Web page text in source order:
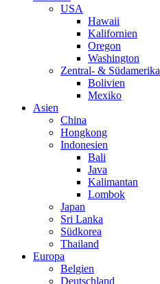
USA
Hawaii
Kalifornien
Oregon
Washington
Zentral- & Südamerika
Bolivien
Mexiko
Asien
China
Hongkong
Indonesien
Bali
Java
Kalimantan
Lombok
Japan
Sri Lanka
Südkorea
Thailand
Europa
Belgien
Deutschland